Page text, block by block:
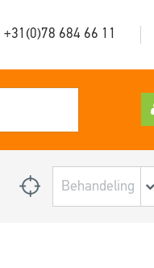
+31(0)78 684 66 11